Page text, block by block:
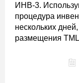
ИНВ-3.
процедура
нескольких
размещения